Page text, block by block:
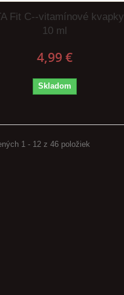
Fit C--vitamínové kvapky
10 ml
4,99 €
Skladom
1 - 12 z 46 položiek